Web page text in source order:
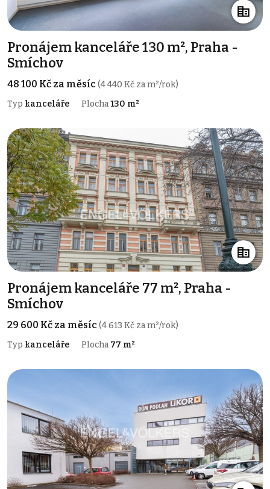
Pronájem kanceláře 130 m², Praha -
Smíchov
48 100 Kč za měsíc(4 440 Kč za m²/rok)
Typ kanceláře Plocha130 m²
Pronájem kanceláře 77 m², Praha -
Smíchov
29 600 Kč za měsíc(4 613 Kč za m²/rok)
Typ kanceláře Plocha 77 m²